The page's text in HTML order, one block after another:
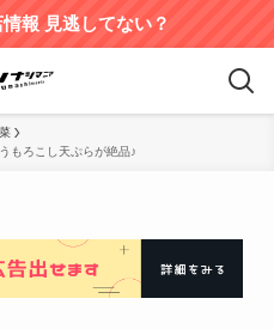
報 見逃してない？
もろこし天ぷらが絶品♪